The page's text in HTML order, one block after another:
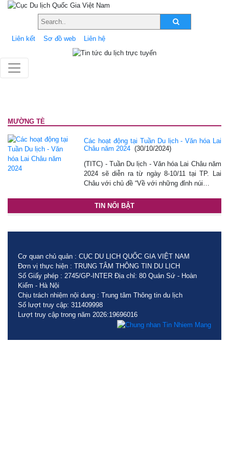
Liên kết Sơ đồ web Liên hệ
MƯỜNG TÈ
Các hoạt động tại Tuần Du lịch - Văn hóa Lai
Châu năm 2024 (30/10/2024)
(TITC) - Tuần Du lịch - Văn hóa Lai Châu năm
2024 sẽ diễn ra từ ngày 8-10/11 tại TP. Lai
Châu với chủ đề “Về với những đỉnh núi…
TIN NỔI BẬT
Cơ quan chủ quản : CỤC DU LỊCH QUỐC GIA VIỆT NAM
Đơn vị thực hiện : TRUNG TÂM THÔNG TIN DU LỊCH
Số Giấy phép : 2745/GP-INTER Địa chỉ: 80 Quán Sứ - Hoàn
Kiếm - Hà Nội
Chịu trách nhiệm nội dung : Trung tâm Thông tin du lịch
Số lượt truy cập: 311409998
Lượt truy cập trong năm 2026:19696016